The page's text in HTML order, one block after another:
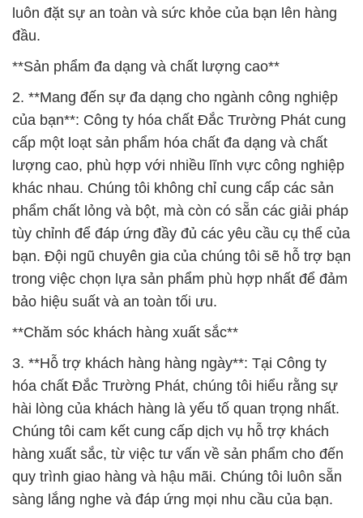
luôn đặt sự an toàn và sức khỏe của bạn lên hàng
đầu.
**Sản phẩm đa dạng và chất lượng cao**
2. **Mang đến sự đa dạng cho ngành công nghiệp
của bạn**: Công ty hóa chất Đắc Trường Phát cung
cấp một loạt sản phẩm hóa chất đa dạng và chất
lượng cao, phù hợp với nhiều lĩnh vực công nghiệp
khác nhau. Chúng tôi không chỉ cung cấp các sản
phẩm chất lỏng và bột, mà còn có sẵn các giải pháp
tùy chỉnh để đáp ứng đầy đủ các yêu cầu cụ thể của
bạn. Đội ngũ chuyên gia của chúng tôi sẽ hỗ trợ bạn
trong việc chọn lựa sản phẩm phù hợp nhất để đảm
bảo hiệu suất và an toàn tối ưu.
**Chăm sóc khách hàng xuất sắc**
3. **Hỗ trợ khách hàng hàng ngày**: Tại Công ty
hóa chất Đắc Trường Phát, chúng tôi hiểu rằng sự
hài lòng của khách hàng là yếu tố quan trọng nhất.
Chúng tôi cam kết cung cấp dịch vụ hỗ trợ khách
hàng xuất sắc, từ việc tư vấn về sản phẩm cho đến
quy trình giao hàng và hậu mãi. Chúng tôi luôn sẵn
sàng lắng nghe và đáp ứng mọi nhu cầu của bạn.